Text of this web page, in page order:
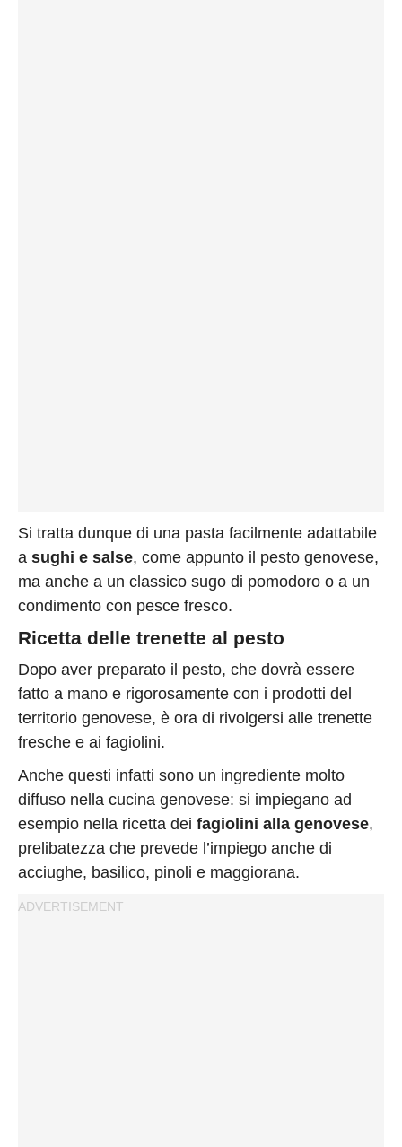
Si tratta dunque di una pasta facilmente adattabile
a sughi e salse, come appunto il pesto genovese,
ma anche a un classico sugo di pomodoro o a un
condimento con pesce fresco.
Ricetta delle trenette al pesto
Dopo aver preparato il pesto, che dovrà essere
fatto a mano e rigorosamente con i prodotti del
territorio genovese, è ora di rivolgersi alle trenette
fresche e ai fagiolini.
Anche questi infatti sono un ingrediente molto
diffuso nella cucina genovese: si impiegano ad
esempio nella ricetta dei fagiolini alla genovese,
prelibatezza che prevede l’impiego anche di
acciughe, basilico, pinoli e maggiorana.